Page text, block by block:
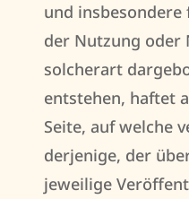
und insbesondere
der Nutzung oder
solcherart
entstehen, haftet
Seite, auf welche
derjenige, der
jeweilige